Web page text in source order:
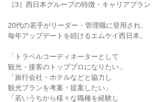
［3］西日本グループの特徴・キャリアプラン
20代の若手がリーダー・管理職に登用され、
毎年アップデートを続けるエムケイ西日本。
「トラベルコーディネーターとして
観光・接客のトッププロになりたい」
「旅行会社・ホテルなどと協力し
観光プランを考案・提案したい」
「若いうちから様々な職種を経験し